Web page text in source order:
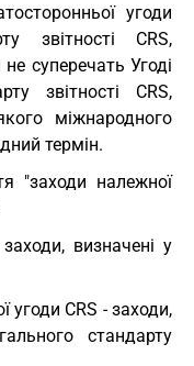
угоди
звітності CRS,
суперечать Угоді
звітності CRS,
міжнародного
термін.
"заходи належної
визначені у
угоди CRS - заходи,
стандарту